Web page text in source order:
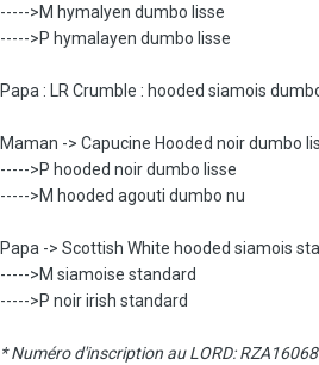
----->M hymalyen dumbo lisse
----->P hymalayen dumbo lisse
Papa : LR Crumble : hooded siamois
Maman -> Capucine Hooded noir dumbo
----->P hooded noir dumbo lisse
----->M hooded agouti dumbo nu
Papa -> Scottish White hooded siamois
----->M siamoise standard
----->P noir irish standard
* Numéro d'inscription au LORD: